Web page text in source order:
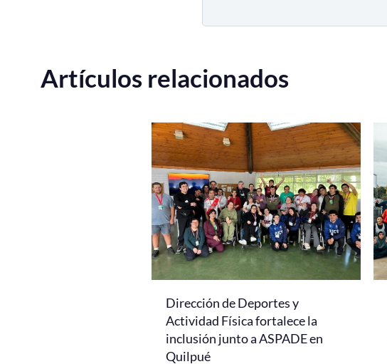
Artículos relacionados
Dirección de Deportes y
Actividad Física fortalece la
inclusión junto a ASPADE en
Quilpué